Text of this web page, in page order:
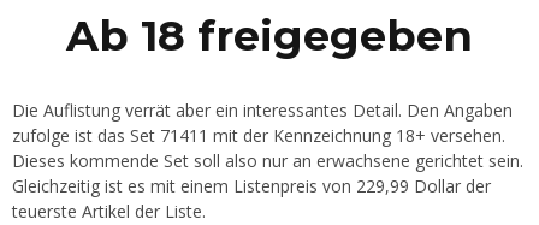
Ab 18 freigegeben
Die Auflistung verrät aber ein interessantes Detail. Den Angaben
zufolge ist das Set 71411 mit der Kennzeichnung 18+ versehen.
Dieses kommende Set soll also nur an erwachsene gerichtet sein.
Gleichzeitig ist es mit einem Listenpreis von 229,99 Dollar der
teuerste Artikel der Liste.